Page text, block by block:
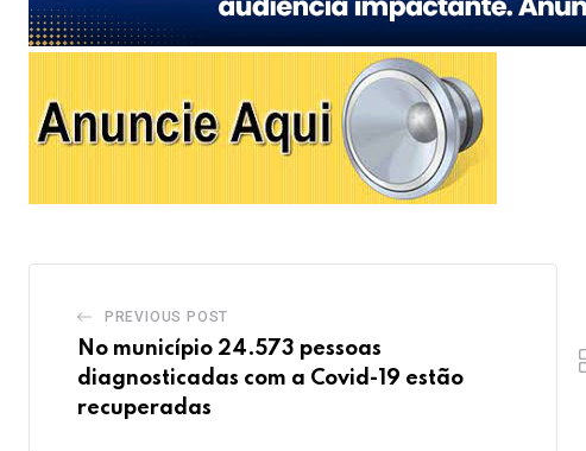
PREVIOUS POST
No município 24.573 pessoas
diagnosticadas com a Covid-19 estão
recuperadas